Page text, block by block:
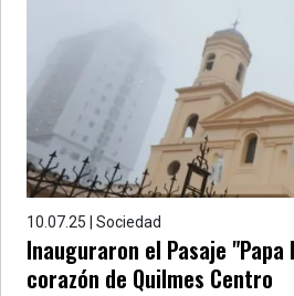
Sociedad
10.07.25 | Sociedad
Inauguraron el Pasaje
corazón de Quilmes Centro